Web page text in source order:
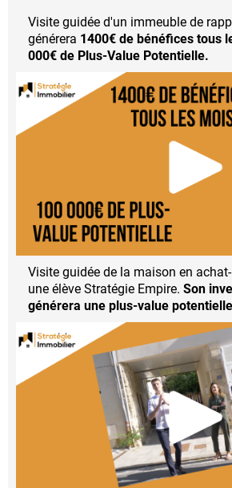
Visite guidée d'un immeuble de
générera 1400€ de bénéfices tous
000€ de Plus-Value Potentielle.
Visite guidée de la maison en
une élève Stratégie Empire. Son
générera une plus-value